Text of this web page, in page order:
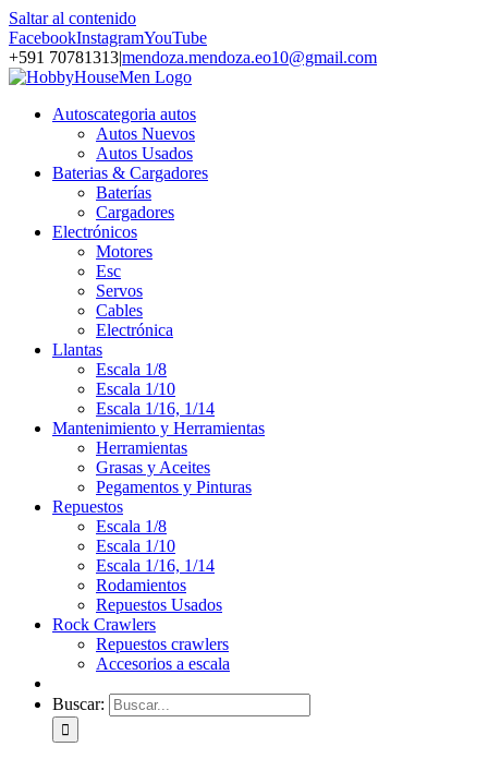
Saltar al contenido
FacebookInstagramYouTube
+591 70781313|mendoza.mendoza.eo10@gmail.com
Autoscategoria autos
Autos Nuevos
Autos Usados
Baterias & Cargadores
Baterías
Cargadores
Electrónicos
Motores
Esc
Servos
Cables
Electrónica
Llantas
Escala 1/8
Escala 1/10
Escala 1/16, 1/14
Mantenimiento y Herramientas
Herramientas
Grasas y Aceites
Pegamentos y Pinturas
Repuestos
Escala 1/8
Escala 1/10
Escala 1/16, 1/14
Rodamientos
Repuestos Usados
Rock Crawlers
Repuestos crawlers
Accesorios a escala
Buscar: